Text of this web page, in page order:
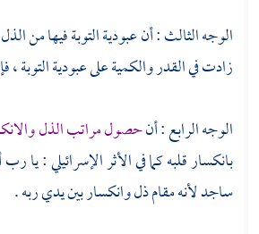
الوجه الثالث : أن عبودية التوبة فيها من
زادت في القدر والكمية على عبودية التوبة
الوجه الرابع : أنحصول مراتب الذل
بانكسار قلبه كما في الأثر الإسرائيلي :
ساجد لأنه مقام ذل وانكسار بين يدي ربه .